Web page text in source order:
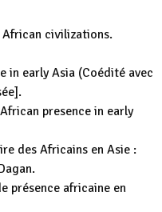
civilizations.
in early Asia (Coédité avec
presence in early
des Africains en Asie :
présence africaine en